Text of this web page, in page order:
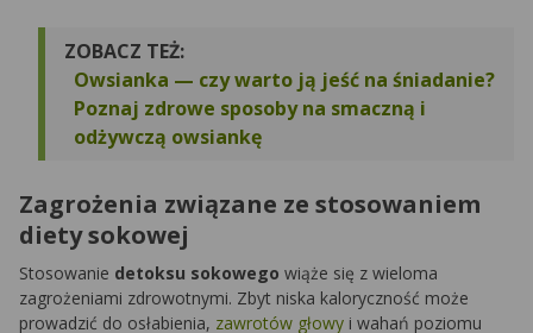
ZOBACZ TEŻ:
Owsianka — czy warto ją jeść na śniadanie?
Poznaj zdrowe sposoby na smaczną i
odżywczą owsiankę
Zagrożenia związane ze stosowaniem
diety sokowej
Stosowanie detoksu sokowego wiąże się z wieloma
zagrożeniami zdrowotnymi. Zbyt niska kaloryczność może
prowadzić do osłabienia, zawrotów głowy i wahań poziomu